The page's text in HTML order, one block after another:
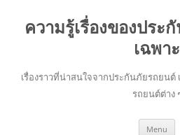
ความรู้เรื่องของประ
เฉพาะ
เรื่องราวที่น่าสนใจจากประกันภัยรถยนต์
รถยนต์ต่าง
Menu